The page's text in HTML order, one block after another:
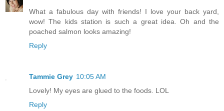
What a fabulous day with friends! I love your back yard,
wow! The kids station is such a great idea. Oh and the
poached salmon looks amazing!
Reply
Tammie Grey 10:05 AM
Lovely! My eyes are glued to the foods. LOL
Reply